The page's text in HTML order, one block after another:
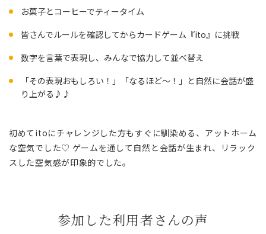
お菓子とコーヒーでティータイム
皆さんでルールを確認してからカードゲーム『ito』に挑戦
数字を言葉で表現し、みんなで協力して並べ替え
「その表現おもしろい！」「なるほど〜！」と自然に会話が盛
り上がる♪♪
初めてitoにチャレンジした方もすぐに馴染める、アットホーム
な空気でした♡ ゲームを通して自然と会話が生まれ、リラック
スした空気感が印象的でした。
参加した利用者さんの声